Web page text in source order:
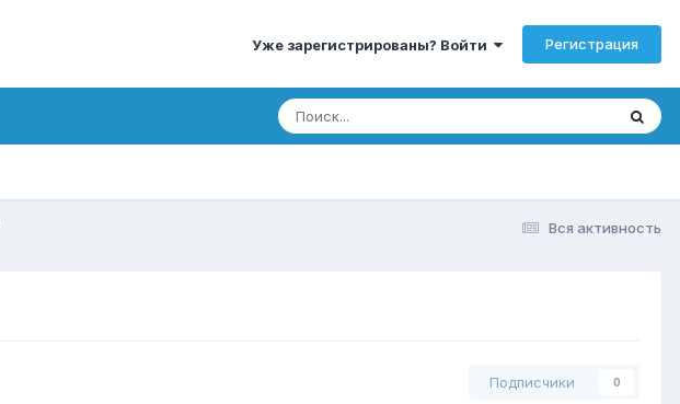
Уже зарегистрированы? Войти Регистрация
Вся активность
Подписчики 0